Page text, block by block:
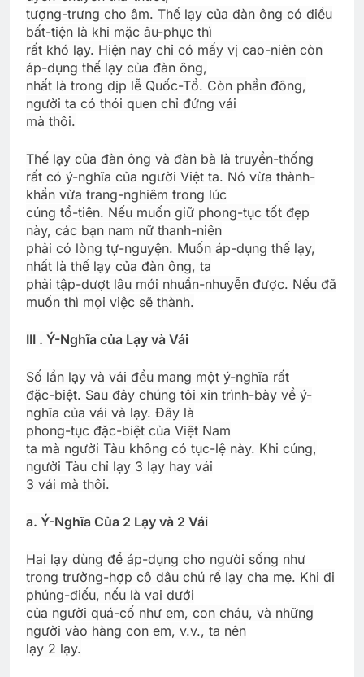
tượng-trưng cho âm. Thế lạy của đàn ông có điều
bất-tiện là khi mặc âu-phục thì
rất khó lạy. Hiện nay chỉ có mấy vị cao-niên còn
áp-dụng thế lạy của đàn ông,
nhất là trong dịp lễ Quốc-Tổ. Còn phần đông,
người ta có thói quen chỉ đứng vái
mà thôi.
Thế lạy của đàn ông và đàn bà là truyền-thống
rất có ý-nghĩa của người Việt ta. Nó vừa thành-
khẩn vừa trang-nghiêm trong lúc
cúng tổ-tiên. Nếu muốn giữ phong-tục tốt đẹp
này, các bạn nam nữ thanh-niên
phải có lòng tự-nguyện. Muốn áp-dụng thế lạy,
nhất là thế lạy của đàn ông, ta
phải tập-dượt lâu mới nhuần-nhuyễn được. Nếu đã
muốn thì mọi việc sẽ thành.
III . Ý-Nghĩa của Lạy và Vái
Số lần lạy và vái đều mang một ý-nghĩa rất
đặc-biệt. Sau đây chúng tôi xin trình-bày về ý-
nghĩa của vái và lạy. Đây là
phong-tục đặc-biệt của Việt Nam
ta mà người Tàu không có tục-lệ này. Khi cúng,
người Tàu chỉ lạy 3 lạy hay vái
3 vái mà thôi.
a. Ý-Nghĩa Của 2 Lạy và 2 Vái
Hai lạy dùng để áp-dụng cho người sống như
trong trường-hợp cô dâu chú rể lạy cha mẹ. Khi đi
phúng-điếu, nếu là vai dưới
của người quá-cố như em, con cháu, và những
người vào hàng con em, v.v., ta nên
lạy 2 lạy.